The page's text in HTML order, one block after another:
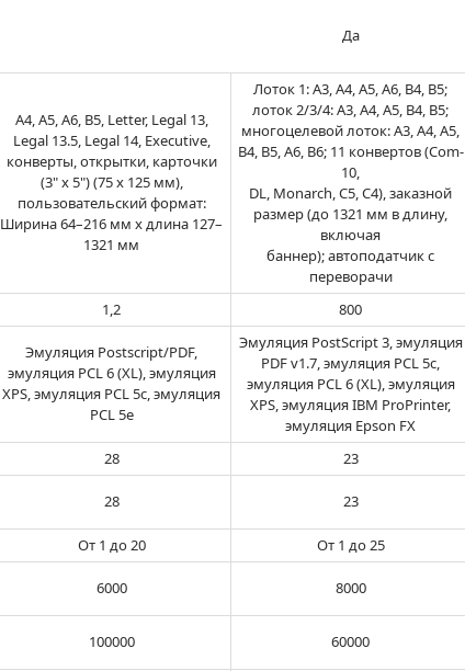
Да
A4, A5, A6, B5, Letter, Legal 13,
Legal 13.5, Legal 14, Executive,
конверты, открытки, карточки
(3" x 5") (75 x 125 мм),
пользовательский формат:
Ширина 64–216 мм x длина 127–
1321 мм
Лоток 1: A3, A4, A5, A6, B4, B5;
лоток 2/3/4: A3, A4, A5, B4, B5;
многоцелевой лоток: A3, A4, A5,
B4, B5, A6, B6; 11 конвертов (Com-
10,
DL, Monarch, C5, C4), заказной
размер (до 1321 мм в длину,
включая
баннер); автоподатчик с
переворачи
1,2 800
Эмуляция Postscript/PDF,
эмуляция PCL 6 (XL), эмуляция
XPS, эмуляция PCL 5c, эмуляция
PCL 5e
Эмуляция PostScript 3, эмуляция
PDF v1.7, эмуляция PCL 5c,
эмуляция PCL 6 (XL), эмуляция
XPS, эмуляция IBM ProPrinter,
эмуляция Epson FX
28 23
28 23
От 1 до 20 От 1 до 25
6000 8000
100000 60000